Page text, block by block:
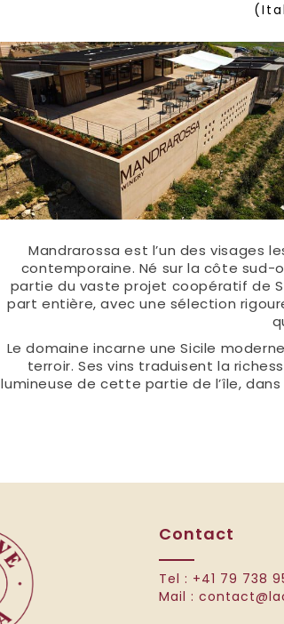
Mandrarossa est l’un des visages
contemporaine. Né sur la côte sud-
partie du vaste projet coopératif de
part entière, avec une sélection
Le domaine incarne une Sicile
terroir. Ses vins traduisent la
lumineuse de cette partie de l’île,
Contact
Tel : +41 79 738
Mail :